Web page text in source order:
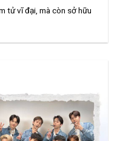
tử vĩ đại, mà còn sở hữu